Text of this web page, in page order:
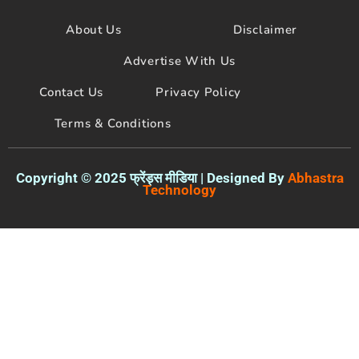
o
e
About Us
Disclaimer
Advertise With Us
Contact Us
Privacy Policy
Terms & Conditions
Copyright © 2025 फ्रेंड्स मीडिया | Designed By Abhastra
Technology